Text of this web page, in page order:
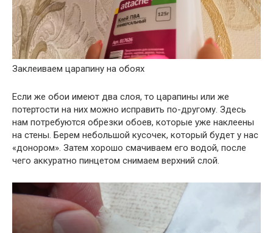
Заклеиваем царапину на обоях
Если же обои имеют два слоя, то царапины или же
потертости на них можно исправить по-другому. Здесь
нам потребуются обрезки обоев, которые уже наклеены
на стены. Берем небольшой кусочек, который будет у нас
«донором». Затем хорошо смачиваем его водой, после
чего аккуратно пинцетом снимаем верхний слой.